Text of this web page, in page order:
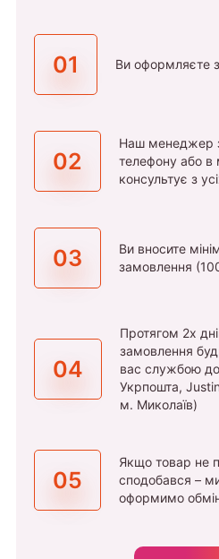
01 Ви оформляєте
02
Наш менеджер
телефону або в
консультує з
03
Ви вносите
замовлення
04
Протягом 2х
замовлення
вас службою
Укрпошта,
м. Миколаїв)
05
Якщо товар не
сподобався –
оформимо